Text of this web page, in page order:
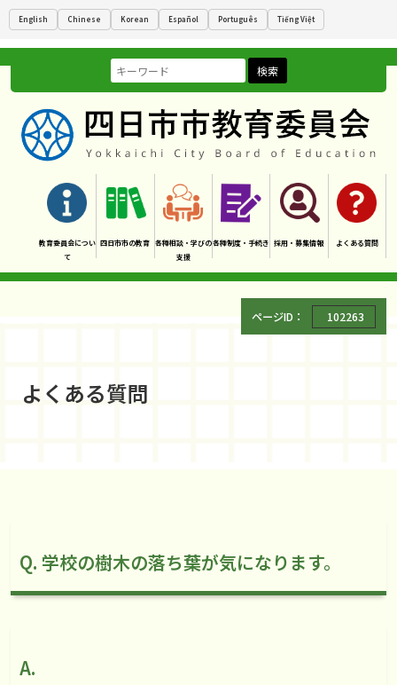
English Chinese Korean Español Português Tiếng Việt
検索
教育委員会につい
て
四日市市の教育 各種相談・学びの
支援
各種制度・手続き 採用・募集情報 よくある質問
ページID： 102263
よくある質問
Q. 学校の樹木の落ち葉が気になります。
A.